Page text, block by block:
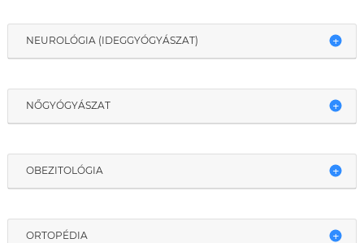
NEUROLÓGIA (IDEGGYÓGYÁSZAT)
NŐGYÓGYÁSZAT
OBEZITOLÓGIA
ORTOPÉDIA